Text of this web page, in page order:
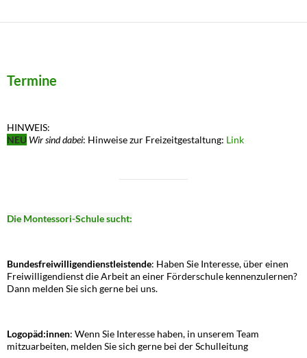
Termine
HINWEIS:
NEU Wir sind dabei: Hinweise zur Freizeitgestaltung: Link
Die Montessori-Schule sucht:
Bundesfreiwilligendienstleistende: Haben Sie Interesse, über einen
Freiwilligendienst die Arbeit an einer Förderschule kennenzulernen?
Dann melden Sie sich gerne bei uns.
Logopäd:innen: Wenn Sie Interesse haben, in unserem Team
mitzuarbeiten, melden Sie sich gerne bei der Schulleitung